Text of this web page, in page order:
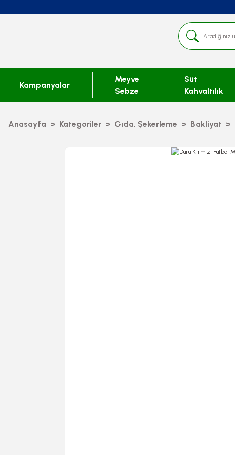
Kampanyalar
Meyve
Sebze
Süt
Kahvaltılık
Anasayfa Kategoriler Gıda, Şekerleme Bakliyat